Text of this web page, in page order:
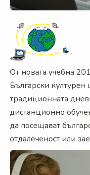
От новата учебна
Български културен
традиционната
дистанционно
да посещават
отдалеченост или